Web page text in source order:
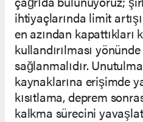
ihtiyaçlarında limit
en azından kapattıkları
kullandırılması
sağlanmalıdır.
kaynaklarına erişimde
kısıtlama, deprem
kalkma sürecini